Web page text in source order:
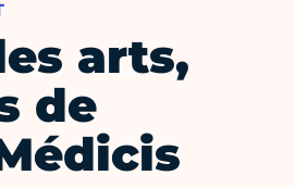
arts,
de